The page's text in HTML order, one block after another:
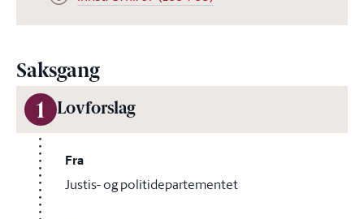
Saksgang
1 Lovforslag
Fra
Justis- og politidepartementet